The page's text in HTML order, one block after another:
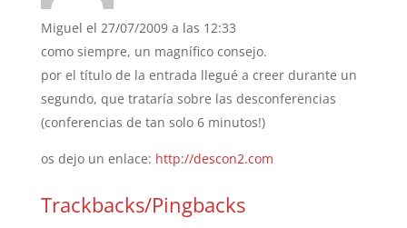
Miguel el 27/07/2009 a las 12:33
como siempre, un magnífico consejo.
por el título de la entrada llegué a creer durante un
segundo, que trataría sobre las desconferencias
(conferencias de tan solo 6 minutos!)
os dejo un enlace: http://descon2.com
Trackbacks/Pingbacks